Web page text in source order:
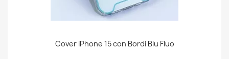
Cover iPhone 15 con Bordi Blu Fluo